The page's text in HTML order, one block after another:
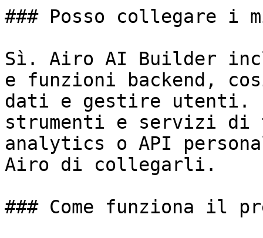
### Posso collegare i
Sì. Airo AI Builder
e funzioni backend,
dati e gestire utenti.
strumenti e servizi di
analytics o API
Airo di collegarli.
### Come funziona il